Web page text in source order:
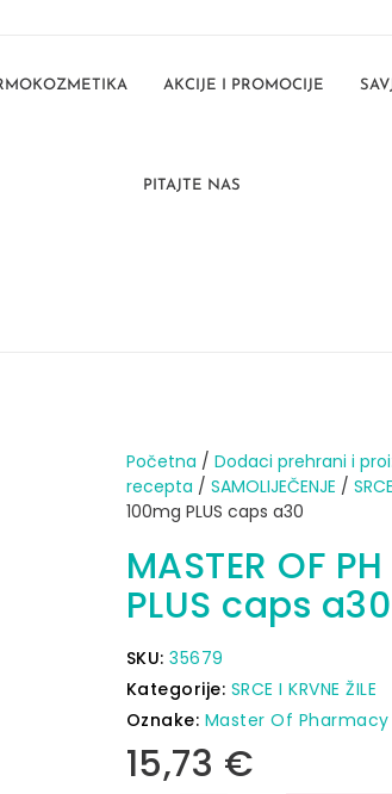
AKCIJE I PROMOCIJE
PITAJTE NAS
Početna / Dodaci prehrani i
recepta / SAMOLIJEČENJE /
100mg PLUS caps a30
MASTER OF
PLUS caps a30
SKU: 35679
Kategorije: SRCE I KRVNE ŽILE
Oznake: Master Of Pharmacy
15,73 €